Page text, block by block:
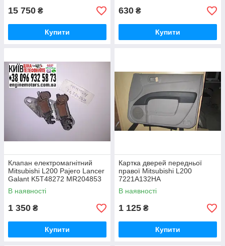
15 750 ₴
Купити
630 ₴
Купити
Клапан електромагнітний
Mitsubishi L200 Pajero Lancer
Galant K5T48272 MR204853
В наявності
1 350 ₴
Купити
Картка дверей передньої
правої Mitsubishi L200
7221A132HA
В наявності
1 125 ₴
Купити